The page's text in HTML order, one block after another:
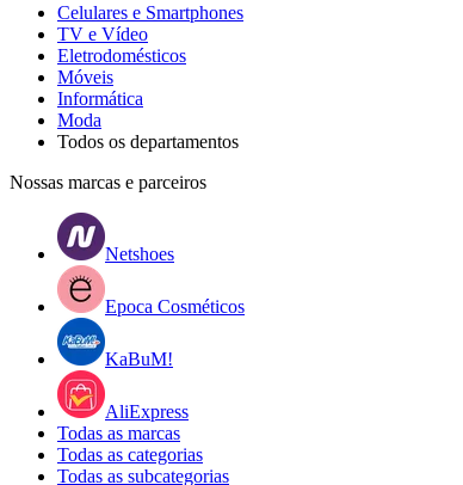
Celulares e Smartphones
TV e Vídeo
Eletrodomésticos
Móveis
Informática
Moda
Todos os departamentos
Nossas marcas e parceiros
Netshoes
Epoca Cosméticos
KaBuM!
AliExpress
Todas as marcas
Todas as categorias
Todas as subcategorias